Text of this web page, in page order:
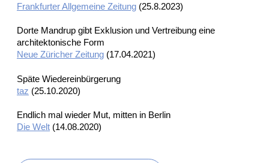
Frankfurter Allgemeine Zeitung (25.8.2023)
Dorte Mandrup gibt Exklusion und Vertreibung eine
architektonische Form
Neue Züricher Zeitung (17.04.2021)
Späte Wiedereinbürgerung
taz (25.10.2020)
Endlich mal wieder Mut, mitten in Berlin
Die Welt (14.08.2020)